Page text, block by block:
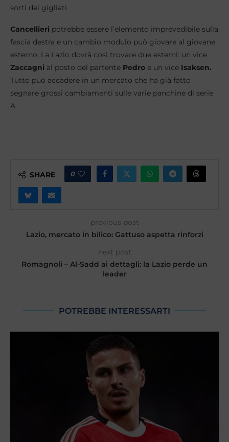
sorti dei gigliati.
Cancellieri potrebbe essere l’elemento imprevedibile sulla
fascia destra e un cambio modulo può giovare al giovane
esterno. La Lazio dovrà così trovare due esterni: un vice
Zaccagni al posto del partente Pedro e un vice Isaksen.
Tutto può accadere in un mercato che ha già fatto
segnare grossi cambiamenti sulle varie panchine di serie
A.
SHARE 0
previous post
Lazio, mercato in bilico: Gattuso aspetta rinforzi
next post
Romagnoli – Al-Sadd ai dettagli: la Lazio perde un
leader
POTREBBE INTERESSARTI